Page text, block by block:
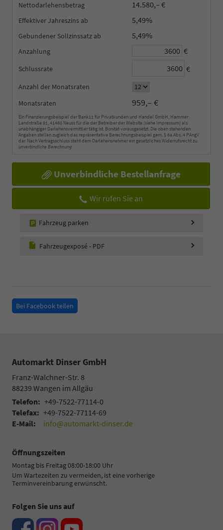
Nettodarlehensbetrag 14.580,– €
Effektiver Jahreszins 5,49%
Gebundener Sollzinssatz 5,49%
Anzahlung €
Schlussrate €
Anzahl der Monatsraten
Monatsraten
959,– €
Ein Finanzierungsbeispiel der Bank11 für Privatkunden und Handel GmbH, Hammer
Landstraße 91, 41460 Neuss für die der Betreiber der Website (siehe Impressum) als
unabhängiger Darlehensvermittler tätig ist. Bonität vorausgesetzt. Die oben stehenden
Angaben stellen zugleich das repräsentative Berechnungsbeispiel gem. § 6a Abs. 4 PAngV
dar. Nach Vertragsschluss steht dem Darlehensnehmer ein gesetzliches Widerrufsrecht zu.
unverbindliche Berechnung
Unverbindliche Bestellanfrage
Wir rufen Sie an
Fahrzeug parken
Fahrzeugexposé - PDF
Bei Facebook teilen
Automarkt Dinser GmbH
Franz-Walchner-Str. 8
88239 Wangen im Allgäu
Telefon: +49-7522-77114-0
Telefax: +49-7522-77114-69
E-Mail:
info@automarkt-dinser.de
Öffnungszeiten
Montag bis Freitag 08:00-18:00 Uhr
Um Wartezeiten zu vermeiden, ist eine vorherige
Terminvereinbarung erwünscht.
Folgen Sie uns auf